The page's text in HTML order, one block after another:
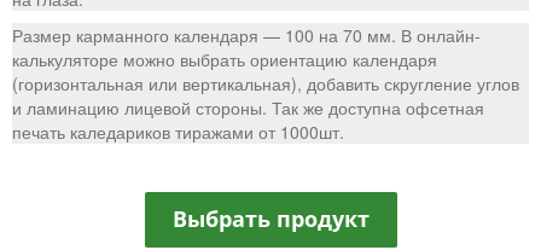
Размер карманного календаря — 100 на 70 мм. В онлайн-
калькуляторе можно выбрать ориентацию календаря
(горизонтальная или вертикальная), добавить скругление углов
и ламинацию лицевой стороны. Так же доступна офсетная
печать каледариков тиражами от 1000шт.
Выбрать продукт